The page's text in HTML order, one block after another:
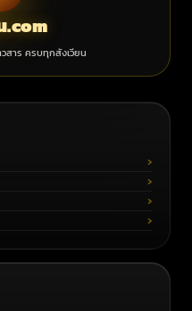
.com
สาร ครบทุกสังเวียน